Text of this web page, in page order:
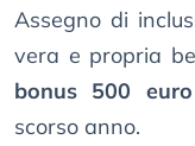
Assegno di
vera e propria
bonus 500 euro
scorso anno.